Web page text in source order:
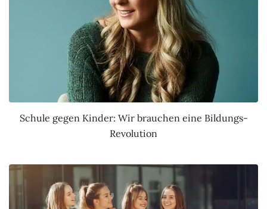
Schule gegen Kinder: Wir brauchen eine Bildungs-
Revolution